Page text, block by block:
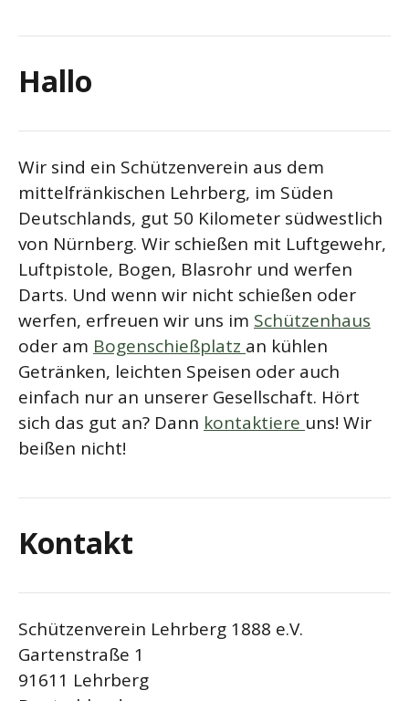
Hallo
Wir sind ein Schützenverein aus dem
mittelfränkischen Lehrberg, im Süden
Deutschlands, gut 50 Kilometer südwestlich
von Nürnberg. Wir schießen mit Luftgewehr,
Luftpistole, Bogen, Blasrohr und werfen
Darts. Und wenn wir nicht schießen oder
werfen, erfreuen wir uns im Schützenhaus
oder am Bogenschießplatz an kühlen
Getränken, leichten Speisen oder auch
einfach nur an unserer Gesellschaft. Hört
sich das gut an? Dann kontaktiere uns! Wir
beißen nicht!
Kontakt
Schützenverein Lehrberg 1888 e.V.
Gartenstraße 1
91611 Lehrberg